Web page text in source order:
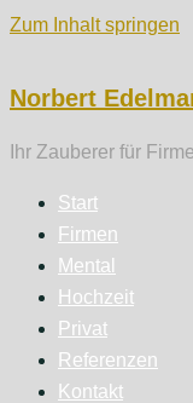
Zum Inhalt springen
Norbert
Ihr Zauberer für
Start
Firmen
Mental
Hochzeit
Privat
Referenzen
Kontakt